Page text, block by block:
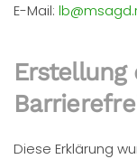
E-Mail:
Erstellung
Diese Erklärung